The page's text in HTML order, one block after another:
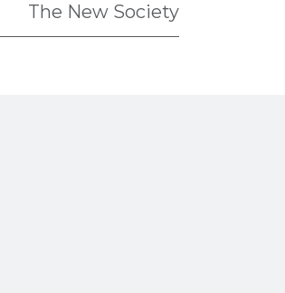
The New Society